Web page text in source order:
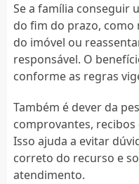
Se a família conseguir
do fim do prazo, como
do imóvel ou
responsável. O
conforme as regras
Também é dever da
comprovantes, recibos
Isso ajuda a evitar
correto do recurso e
atendimento.